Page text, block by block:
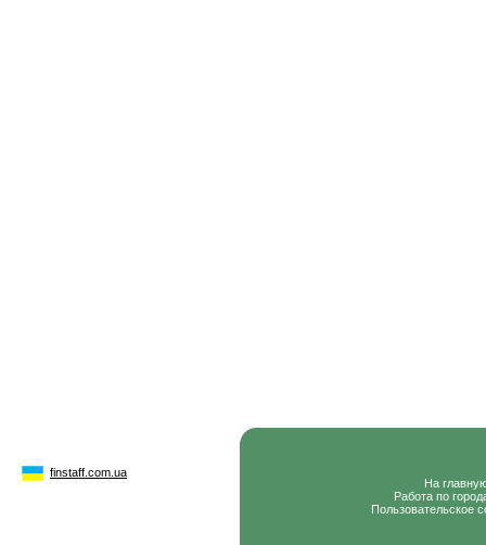
finstaff.com.ua
На
Работа по
Пользовательское